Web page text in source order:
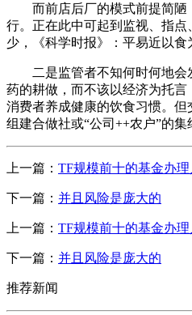
而前店后厂的模式前提简陋，
行。正在此中可起到监视、指
少，《科学时报》：平易近以
二是监管者不知何时何地会发
药的耕做，而不该以经济为托
消费者养成健康的饮食习惯。
组建合做社或“公司++农户”的
上一篇： TF规模前十的基金办理
下一篇： 并且风险是庞大的
上一篇： TF规模前十的基金办理
下一篇： 并且风险是庞大的
推荐新闻